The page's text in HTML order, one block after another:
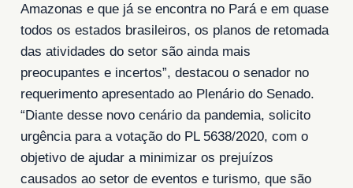
Amazonas e que já se encontra no Pará e em quase
todos os estados brasileiros, os planos de retomada
das atividades do setor são ainda mais
preocupantes e incertos”, destacou o senador no
requerimento apresentado ao Plenário do Senado.
“Diante desse novo cenário da pandemia, solicito
urgência para a votação do PL 5638/2020, com o
objetivo de ajudar a minimizar os prejuízos
causados ao setor de eventos e turismo, que são